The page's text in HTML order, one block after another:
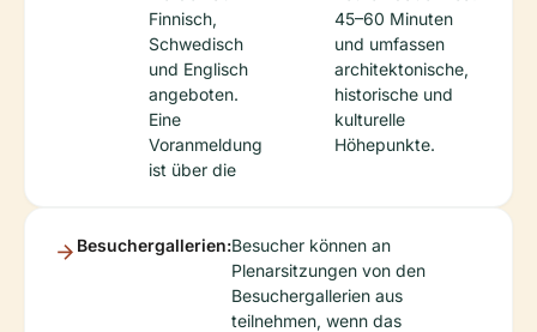
Finnisch,
Schwedisch
und Englisch
angeboten.
Eine
Voranmeldung
ist über die
45–60 Minuten
und umfassen
architektonische,
historische und
kulturelle
Höhepunkte.
Besuchergallerien:Besucher können an
Plenarsitzungen von den
Besuchergallerien aus
teilnehmen, wenn das